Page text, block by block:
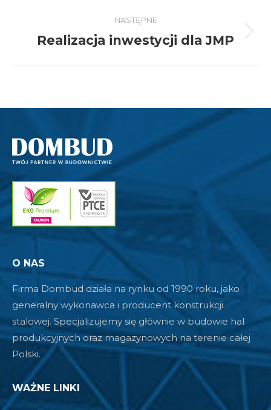
NASTĘPNE
Następny
Realizacja inwestycji dla JMP
O NAS
Firma Dombud działa na rynku od 1990 roku, jako
generalny wykonawca i producent konstrukcji
stalowej. Specjalizujemy się głównie w budowie hal
produkcyjnych oraz magazynowych na terenie całej
Polski.
WAŻNE LINKI